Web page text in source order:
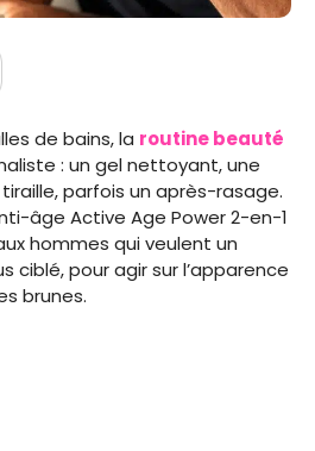
de bains, la routine beauté
: un gel nettoyant, une
parfois un après-rasage.
âge Active Age Power 2-en-1
hommes qui veulent un
ciblé, pour agir sur l’apparence
brunes.